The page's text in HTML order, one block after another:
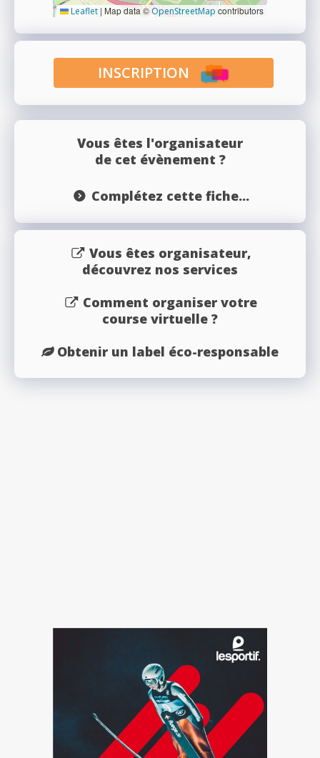
Leaflet | Map data ©OpenStreetMap contributors
INSCRIPTION
Vous êtes l'organisateur
de cet évènement ?
Complétez cette fiche...
Vous êtes organisateur,
découvrez nos services
Comment organiser votre
course virtuelle ?
Obtenir un label éco-responsable